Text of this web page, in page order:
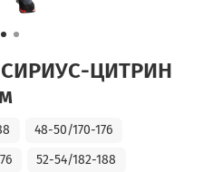
СИРИУС-ЦИТРИН
48-50/170-176
52-54/182-188